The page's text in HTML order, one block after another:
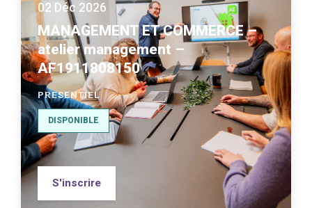
02 Déc 2026
MANAGEMENT ET COMMERCE –
atelier management –
AF1911808150
PRESENTIEL
DISPONIBLE
S'inscrire